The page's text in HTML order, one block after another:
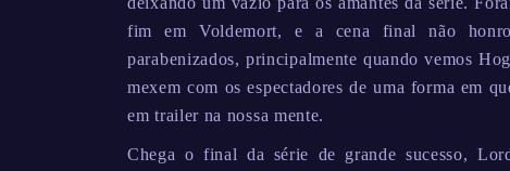
fim em Voldemort, e a cena final não
parabenizados, principalmente quando vemos
mexem com os espectadores de uma forma em
em trailer na nossa mente.
Chega o final da série de grande sucesso,